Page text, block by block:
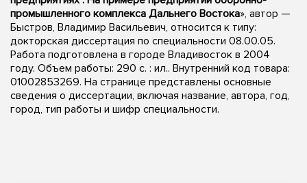
промышленного комплекса Дальнего Востока», автор —
Быстров, Владимир Васильевич, относится к типу:
докторская диссертация по специальности 08.00.05.
Работа подготовлена в городе Владивосток в 2004
году. Объем работы: 290 с. : ил.. Внутренний код товара:
01002853269. На странице представлены основные
сведения о диссертации, включая название, автора, год,
город, тип работы и шифр специальности.